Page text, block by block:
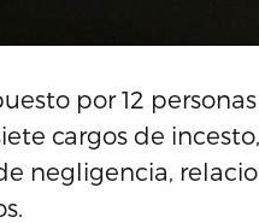
por 12
cargos de
negligencia,